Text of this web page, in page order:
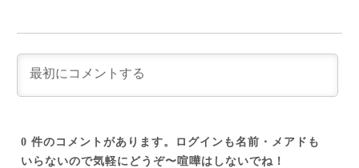
0 件のコメントがあります。ログインも名前・メアドも
いらないので気軽にどうぞ〜喧嘩はしないでね！